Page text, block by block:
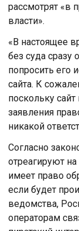
рассмотрят «в
власти».
«В настоящее
без суда сразу
попросить его
сайта. К
поскольку
заявления
никакой
Согласно
отреагируют
имеет право
если будет
ведомства,
операторам